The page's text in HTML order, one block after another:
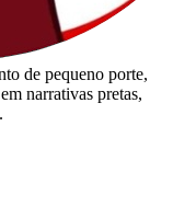
de pequeno porte,
narrativas pretas,